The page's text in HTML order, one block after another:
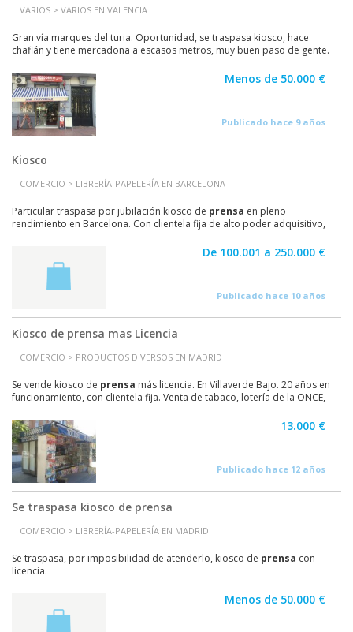
VARIOS > VARIOS EN VALENCIA
Gran vía marques del turia. Oportunidad, se traspasa kiosco, hace
chaflán y tiene mercadona a escasos metros, muy buen paso de gente.
Menos de 50.000 €
Publicado hace 9 años
Kiosco
COMERCIO > LIBRERÍA-PAPELERÍA EN BARCELONA
Particular traspasa por jubilación kiosco de prensa en pleno
rendimiento en Barcelona. Con clientela fija de alto poder adquisitivo,
De 100.001 a 250.000 €
Publicado hace 10 años
Kiosco de prensa mas Licencia
COMERCIO > PRODUCTOS DIVERSOS EN MADRID
Se vende kiosco de prensa más licencia. En Villaverde Bajo. 20 años en
funcionamiento, con clientela fija. Venta de tabaco, lotería de la ONCE,
13.000 €
Publicado hace 12 años
Se traspasa kiosco de prensa
COMERCIO > LIBRERÍA-PAPELERÍA EN MADRID
Se traspasa, por imposibilidad de atenderlo, kiosco de prensa con
licencia.
Menos de 50.000 €